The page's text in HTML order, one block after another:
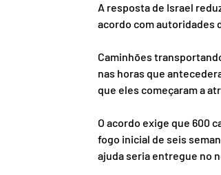
A resposta de Israel
acordo com autoridades
Caminhões
nas horas que
que eles começaram a
O acordo exige que 600
fogo inicial de seis
ajuda seria entregue no